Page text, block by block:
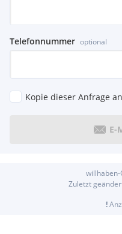
Telefonnummer optional
Kopie dieser Anfrage
E-
willhaben-
Zuletzt
!